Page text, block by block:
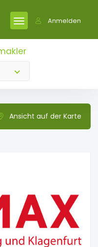
Anmelden
Ansicht auf der Karte